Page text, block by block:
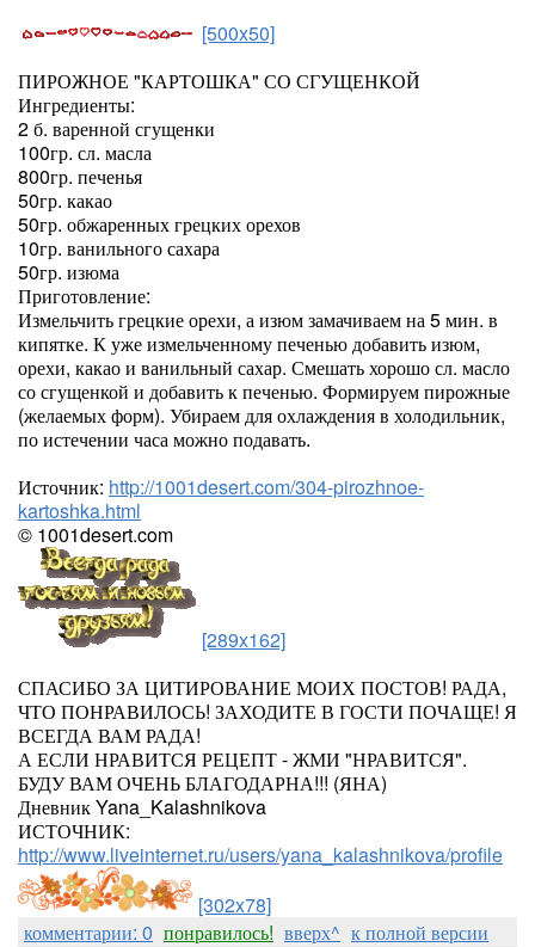
[500x50]
ПИРОЖНОЕ "КАРТОШКА" СО СГУЩЕНКОЙ
Ингредиенты:
2 б. варенной сгущенки
100гр. сл. масла
800гр. печенья
50гр. какао
50гр. обжаренных грецких орехов
10гр. ванильного сахара
50гр. изюма
Приготовление:
Измельчить грецкие орехи, а изюм замачиваем на 5 мин. в
кипятке. К уже измельченному печенью добавить изюм,
орехи, какао и ванильный сахар. Смешать хорошо сл. масло
со сгущенкой и добавить к печенью. Формируем пирожные
(желаемых форм). Убираем для охлаждения в холодильник,
по истечении часа можно подавать.
Источник: http://1001desert.com/304-pirozhnoe-
kartoshka.html
© 1001desert.com
[289x162]
СПАСИБО ЗА ЦИТИРОВАНИЕ МОИХ ПОСТОВ! РАДА,
ЧТО ПОНРАВИЛОСЬ! ЗАХОДИТЕ В ГОСТИ ПОЧАЩЕ! Я
ВСЕГДА ВАМ РАДА!
А ЕСЛИ НРАВИТСЯ РЕЦЕПТ - ЖМИ "НРАВИТСЯ".
БУДУ ВАМ ОЧЕНЬ БЛАГОДАРНА!!! (ЯНА)
Дневник Yana_Kalashnikova
ИСТОЧНИК:
http://www.liveinternet.ru/users/yana_kalashnikova/profile
[302x78]
комментарии: 0 понравилось! вверх^ к полной версии